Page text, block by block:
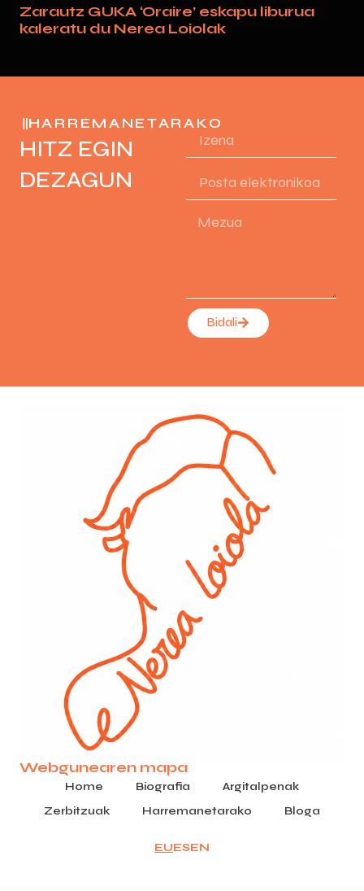
Zarautz GUKA ‘Oraire’ eskapu liburua
kaleratu du Nerea Loiolak
HARREMANETARAKO
HITZ EGIN
DEZAGUN
Bidali
Webgunearen mapa
Home Biografia
Argitalpenak
Zerbitzuak
Harremanetarako Bloga
EUESEN